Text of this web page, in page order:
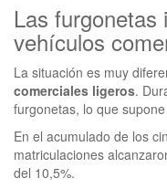
Las furgonetas
vehículos
La situación es muy
comerciales ligeros.
furgonetas, lo que
En el acumulado de los
matriculaciones
del 10,5%.